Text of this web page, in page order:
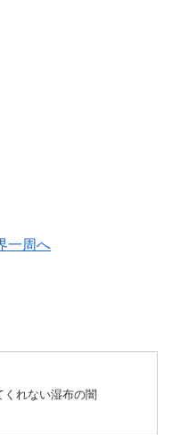
くれない湿布の闇